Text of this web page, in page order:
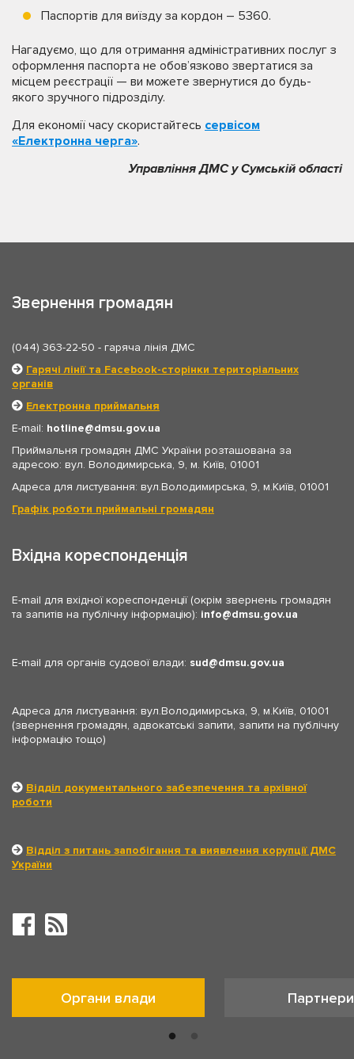
Паспортів для виїзду за кордон – 5360.
Нагадуємо, що для отримання адміністративних послуг з
оформлення паспорта не обов’язково звертатися за
місцем реєстрації — ви можете звернутися до будь-
якого зручного підрозділу.
Для економії часу скористайтесь сервісом
«Електронна черга».
Управління ДМС у Сумській області
Звернення громадян
(044) 363-22-50 - гаряча лінія ДМС
Гарячі лінії та Facebook-сторінки територіальних
органів
Електронна приймальня
E-mail: hotline
dmsu.gov.ua
Приймальня громадян ДМС України розташована за
адресою: вул. Володимирська, 9, м. Київ, 01001
Адреса для листування: вул.Володимирська, 9, м.Київ, 01001
Графік роботи приймальні громадян
Вхідна кореспонденція
E-mail для вхідної кореспонденції (окрім звернень громадян
та запитів на публічну інформацію): info dmsu.gov.ua
E-mail для органів судової влади: sud dmsu.gov.ua
Адреса для листування: вул.Володимирська, 9, м.Київ, 01001
(звернення громадян, адвокатські запити, запити на публічну
інформацію тощо)
Відділ документального забезпечення та архівної
роботи
Відділ з питань запобігання та виявлення корупції ДМС
України
Органи влади Партнери